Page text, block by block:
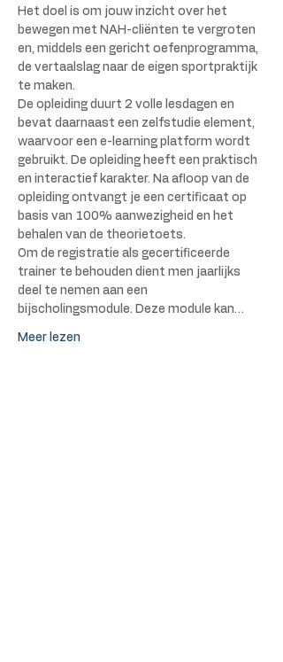
Het doel is om jouw inzicht over het
bewegen met NAH-cliënten te vergroten
en, middels een gericht oefenprogramma,
de vertaalslag naar de eigen sportpraktijk
te maken.
De opleiding duurt 2 volle lesdagen en
bevat daarnaast een zelfstudie element,
waarvoor een e-learning platform wordt
gebruikt. De opleiding heeft een praktisch
en interactief karakter. Na afloop van de
opleiding ontvangt je een certificaat op
basis van 100% aanwezigheid en het
behalen van de theorietoets.
Om de registratie als gecertificeerde
trainer te behouden dient men jaarlijks
deel te nemen aan een
bijscholingsmodule. Deze module kan…
Meer lezen